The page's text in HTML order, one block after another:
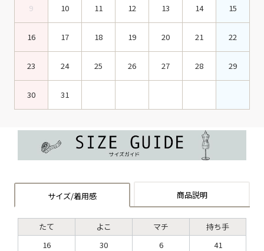
9 10 11 12 13 14 15
16 17 18 19 20 21 22
23 24 25 26 27 28 29
30 31
サイズ/着用感 商品説明
たて よこ マチ
持ち手
16
30 6 41